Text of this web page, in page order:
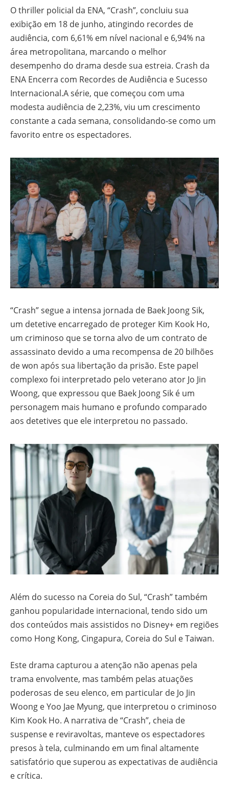
O thriller policial da ENA, “Crash”, concluiu sua
exibição em 18 de junho, atingindo recordes de
audiência, com 6,61% em nível nacional e 6,94% na
área metropolitana, marcando o melhor
desempenho do drama desde sua estreia. Crash da
ENA Encerra com Recordes de Audiência e Sucesso
Internacional.A série, que começou com uma
modesta audiência de 2,23%, viu um crescimento
constante a cada semana, consolidando-se como um
favorito entre os espectadores.
“Crash” segue a intensa jornada de Baek Joong Sik,
um detetive encarregado de proteger Kim Kook Ho,
um criminoso que se torna alvo de um contrato de
assassinato devido a uma recompensa de 20 bilhões
de won após sua libertação da prisão. Este papel
complexo foi interpretado pelo veterano ator Jo Jin
Woong, que expressou que Baek Joong Sik é um
personagem mais humano e profundo comparado
aos detetives que ele interpretou no passado.
Além do sucesso na Coreia do Sul, “Crash” também
ganhou popularidade internacional, tendo sido um
dos conteúdos mais assistidos no Disney+ em regiões
como Hong Kong, Cingapura, Coreia do Sul e Taiwan.
Este drama capturou a atenção não apenas pela
trama envolvente, mas também pelas atuações
poderosas de seu elenco, em particular de Jo Jin
Woong e Yoo Jae Myung, que interpretou o criminoso
Kim Kook Ho. A narrativa de “Crash”, cheia de
suspense e reviravoltas, manteve os espectadores
presos à tela, culminando em um final altamente
satisfatório que superou as expectativas de audiência
e crítica.